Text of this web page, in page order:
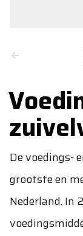
De voedings-
grootste en
Nederland. In